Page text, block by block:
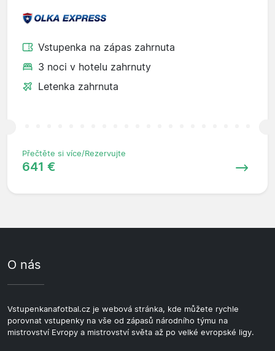
Vstupenka na zápas zahrnuta
3 noci v hotelu zahrnuty
Letenka zahrnuta
Přečtěte si více/Rezervujte
641 €
O nás
Vstupenkanafotbal.cz je webová stránka, kde můžete rychle
porovnat vstupenky na vše od zápasů národního týmu na
mistrovství Evropy a mistrovství světa až po velké evropské ligy.